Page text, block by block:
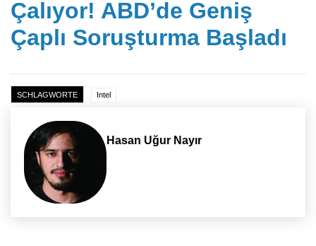
Çalıyor! ABD’de Geniş
Çaplı Soruşturma Başladı
SCHLAGWORTE Intel
Hasan Uğur Nayır